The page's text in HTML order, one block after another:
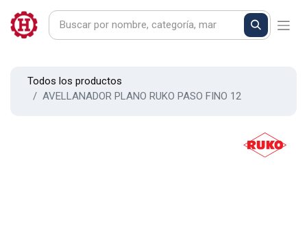
Todos los productos
AVELLANADOR PLANO RUKO PASO FINO 12